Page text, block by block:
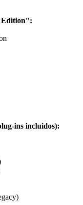
Edition":
ins incluidos):